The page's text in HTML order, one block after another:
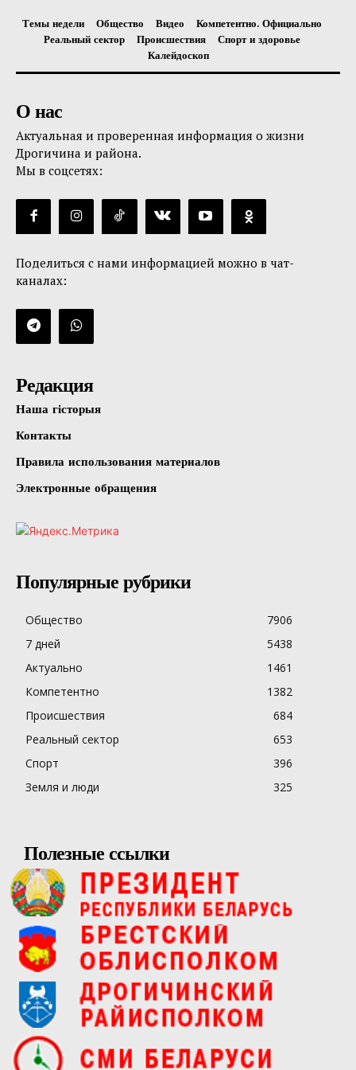
Темы недели Общество Видео
Компетентно. Официально
Реальный сектор
Происшествия
Спорт и здоровье
Калейдоскоп
О нас
Актуальная и проверенная информация о жизни
Дрогичина и района.
Мы в соцсетях:
Поделиться с нами информацией можно в чат-
каналах:
Редакция
Наша гісторыя
Контакты
Правила использования материалов
Электронные обращения
Популярные рубрики
Общество
7906
7 дней
5438
Актуально
1461
Компетентно
1382
Происшествия
684
Реальный сектор
653
Спорт
396
Земля и люди
325
Полезные ссылки